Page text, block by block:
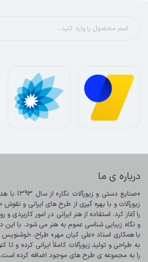
درباره ی ما
را به مجموعه ی طرح های موجود اضافه کرده است.